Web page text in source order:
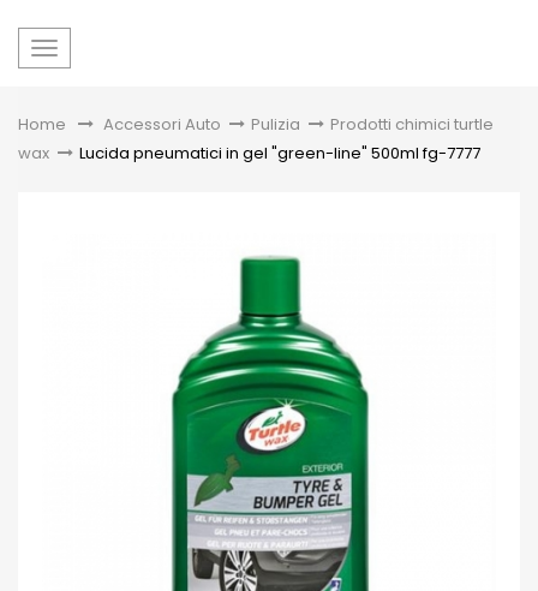
navigazione
Home &gt;Accessori Auto > Pulizia >
Prodotti chimici turtle
wax > Lucida pneumatici in gel "green-line" 500ml fg-7777